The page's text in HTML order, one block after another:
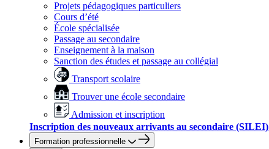
Projets pédagogiques particuliers
Cours d’été
École spécialisée
Passage au secondaire
Enseignement à la maison
Sanction des études et passage au collégial
Transport scolaire
Trouver une école secondaire
Admission et inscription
Inscription des nouveaux arrivants au secondaire (SILEI)
Formation professionnelle